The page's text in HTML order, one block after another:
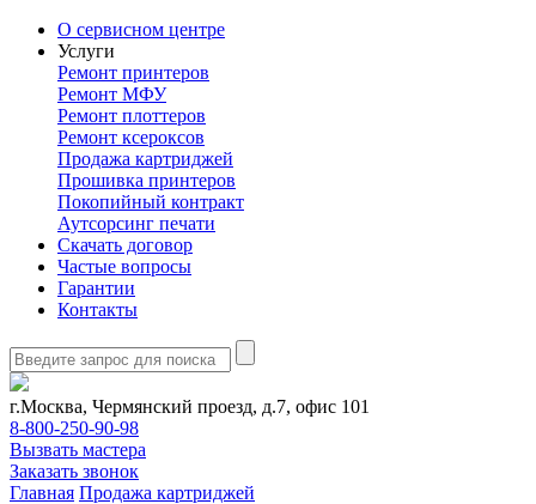
О сервисном центре
Услуги
Ремонт принтеров
Ремонт МФУ
Ремонт плоттеров
Ремонт ксероксов
Продажа картриджей
Прошивка принтеров
Покопийный контракт
Аутсорсинг печати
Скачать договор
Частые вопросы
Гарантии
Контакты
г.Москва, Чермянский проезд, д.7, офис 101
8-800-250-90-98
Вызвать мастера
Заказать звонок
Главная Продажа картриджей